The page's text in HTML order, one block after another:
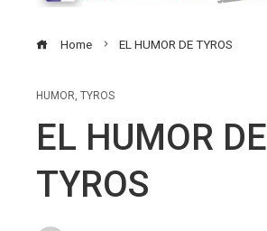
Home EL HUMOR DE TYROS
HUMOR, TYROS
EL HUMOR DE
TYROS